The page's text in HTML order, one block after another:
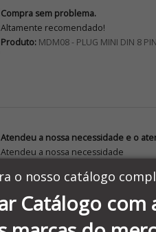
o nosso catálogo
Catálogo com
Compra sem problema.
Altamente recomendado!
Produto:MDM08 - PLUG MINI DIN 8
Atendeu a nossa necessidade e o
Atendeu a nossa necessidade
272924 - FONTE CHAV